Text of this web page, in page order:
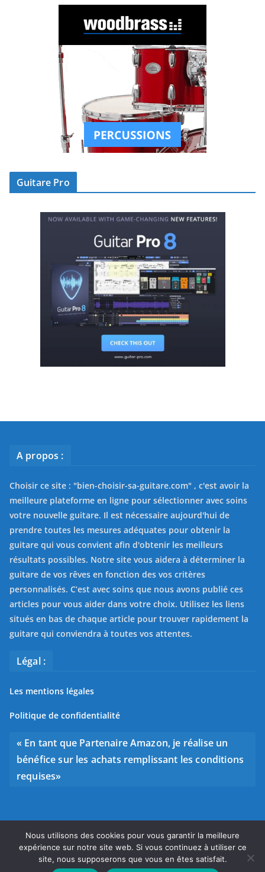
Guitare Pro
A propos :
Choisir ce site : "bien-choisir-sa-guitare.com" , c'est avoir la
meilleure plateforme en ligne pour sélectionner avec soins
votre nouvelle guitare. Il est nécessaire aujourd'hui de
prendre toutes les mesures adéquates pour obtenir la
guitare qui vous convient afin d'obtenir les meilleurs
résultats possibles. Notre site vous aidera à déterminer la
guitare de vos rêves en fonction des vos critères
personnalisés. C’est avec soins que nous avons publié ces
articles pour vous aider dans votre choix. Utilisez les liens
situés en bas de chaque article pour trouver rapidement la
guitare qui conviendra à toutes vos attentes.
Légal :
Les mentions légales
Politique de confidentialité
« En tant que Partenaire Amazon, je réalise un
bénéfice sur les achats remplissant les conditions
requises»
Copyright © 2026 Bien choisir sa guitare. Tous droits
réservés.
Nous utilisons des cookies pour vous garantir la meilleure
expérience sur notre site web. Si vous continuez à utiliser ce
site, nous supposerons que vous en êtes satisfait.